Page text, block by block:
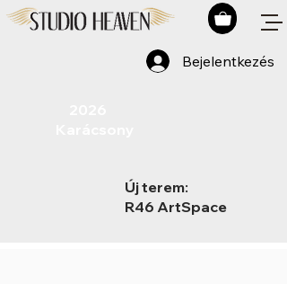
Bejelentkezés
Új terem:
R46 ArtSpace